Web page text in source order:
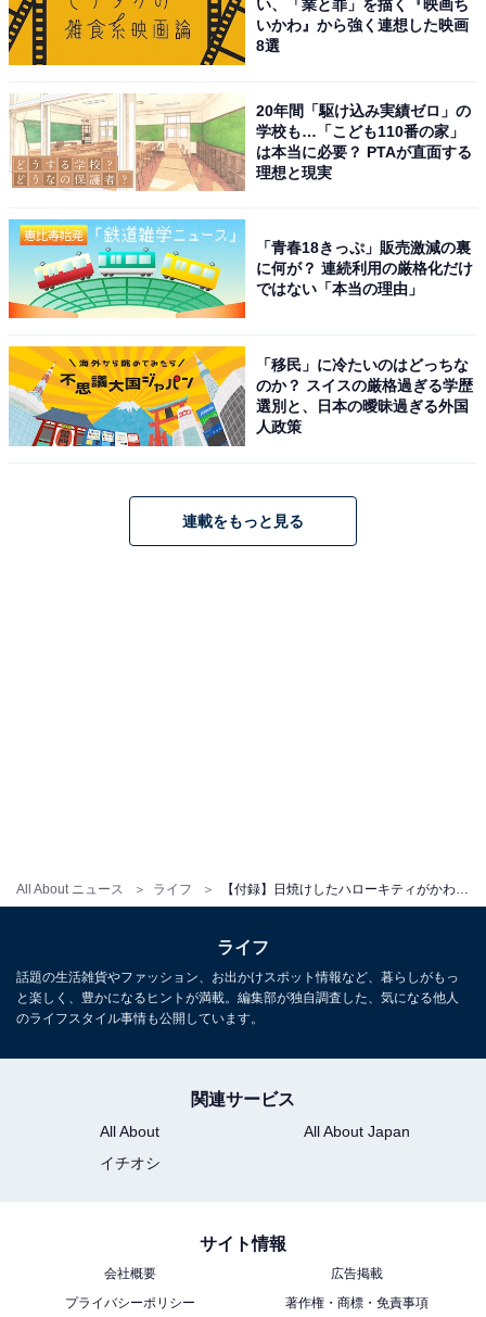
All About ニュース ライフ
高さ20×幅31×マチ12cmのデイリー使いにちょうどいい
Amazonで見る
い、「業と罪」を描く『映画ち
いかわ』から強く連想した映画
8選
20年間「駆け込み実績ゼロ」の
学校も…「こども110番の家」
は本当に必要？ PTAが直面する
理想と現実
「青春18きっぷ」販売激減の裏
に何が？ 連続利用の厳格化だけ
ではない「本当の理由」
「移民」に冷たいのはどっちな
のか？ スイスの厳格過ぎる学歴
選別と、日本の曖昧過ぎる外国
人政策
連載をもっと見る
ライフ
話題の生活雑貨やファッション、お出かけスポット情報など、暮らしがもっ
と楽しく、豊かになるヒントが満載。編集部が独自調査した、気になる他人
のライフスタイル事情も公開しています。
関連サービス
All About
All About Japan
イチオシ
サイト情報
会社概要
広告掲載
プライバシーポリシー
著作権・商標・免責事項